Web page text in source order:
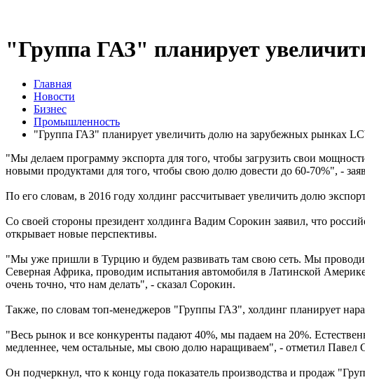
"Группа ГАЗ" планирует
Главная
Новости
Бизнес
Промышленность
"Группа ГАЗ" планирует увеличить долю на зарубежных рынках
"Мы делаем программу экспорта для того, чтобы загрузить свои
новыми продуктами для того, чтобы свою долю довести до 60-70%", -
По его словам, в 2016 году холдинг рассчитывает увеличить долю
Со своей стороны президент холдинга Вадим Сорокин заявил, что
открывает новые перспективы.
"Мы уже пришли в Турцию и будем развивать там свою сеть. Мы
Северная Африка, проводим испытания автомобиля в Латинской
очень точно, что нам делать", - сказал Сорокин.
Также, по словам топ-менеджеров "Группы ГАЗ", холдинг планирует
"Весь рынок и все конкуренты падают 40%, мы падаем на 20%.
медленнее, чем остальные, мы свою долю наращиваем", - отметил Павел
Он подчеркнул, что к концу года показатель производства и продаж